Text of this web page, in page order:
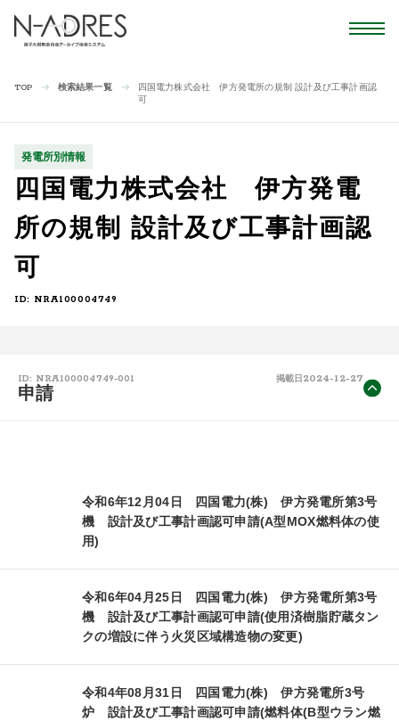
TOP 検索結果一覧
四国電力株式会社 伊方発電所の規制 設計及び工事計画認
可
発電所別情報
四国電力株式会社 伊方発電
所の規制 設計及び工事計画認
可
ID: NRA100004749
ID: NRA100004749-001 掲載日 2024-12-27
申請
令和6年12月04日 四国電力(株) 伊方発電所第3号
機 設計及び工事計画認可申請(A型MOX燃料体の使
用)
令和6年04月25日 四国電力(株) 伊方発電所第3号
機 設計及び工事計画認可申請(使用済樹脂貯蔵タン
クの増設に伴う火災区域構造物の変更)
令和4年08月31日 四国電力(株) 伊方発電所3号
炉 設計及び工事計画認可申請(燃料体(B型ウラン燃